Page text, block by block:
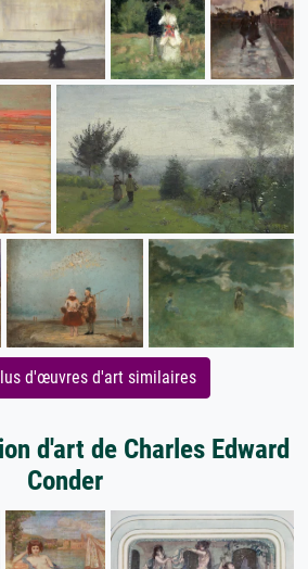
d'œuvres d'art similaires
d'art de Charles Edward
Conder